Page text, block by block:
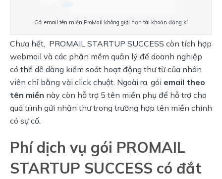
Gói email tên miền ProMail không giới hạn tài khoản đăng kí
Chưa hết,  PROMAIL STARTUP SUCCESS còn tích hợp
webmail và các phần mềm quản lý để doanh nghiệp
có thể dễ dàng kiểm soát hoạt động thư từ của nhân
viên chỉ bằng vài click chuột. Ngoài ra, gói email theo
tên miền này còn hỗ trợ 5 tên miền phụ để hỗ trợ cho
quá trình gửi nhận thư trong trường hợp tên miền chính
có sự cố.
Phí dịch vụ gói PROMAIL
STARTUP SUCCESS có đắt